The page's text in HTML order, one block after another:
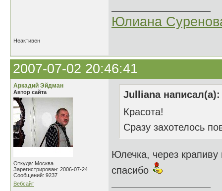
Юлиана
Неактивен
2007-07-02 20:46:41
Аркадий Эйдман
Автор сайта
Откуда: Москва
Зарегистрирован: 2006-07-24
Сообщений: 9237
Вебсайт
Julliana написал(а):
Красота!
Сразу захотелось
Юлечка, через
спасибо